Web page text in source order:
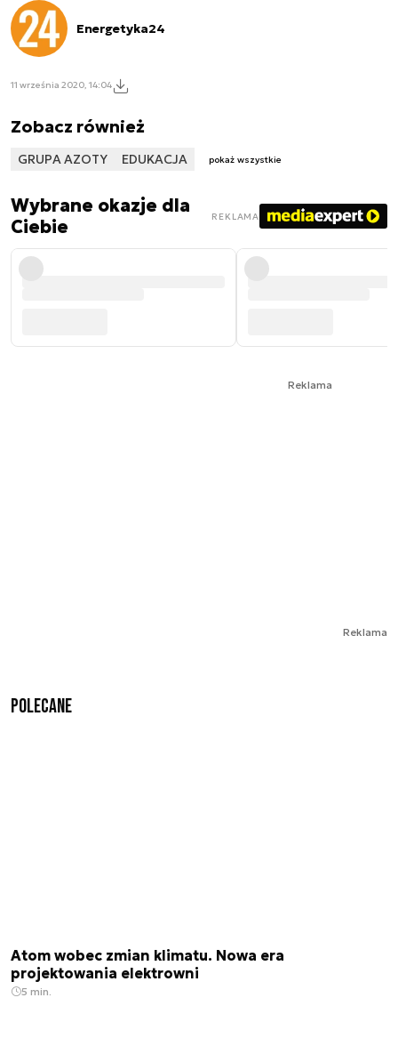
Energetyka24
11 września 2020, 14:04
Zobacz również
GRUPA AZOTY EDUKACJA pokaż wszystkie
Wybrane okazje dla
Ciebie
REKLAMA
Reklama
Reklama
Polecane
Atom wobec zmian klimatu. Nowa era
projektowania elektrowni
5 min.